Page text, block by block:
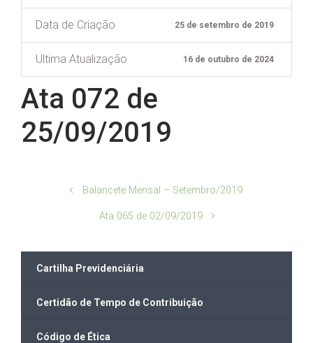
Data de Criação 25 de setembro de 2019
Ultima Atualização 16 de outubro de 2024
Ata 072 de
25/09/2019
Balancete Mensal – Setembro/2019
Ata 065 de 02/09/2019
Cartilha Previdenciária
Certidão de Tempo de Contribuição
Código de Ética